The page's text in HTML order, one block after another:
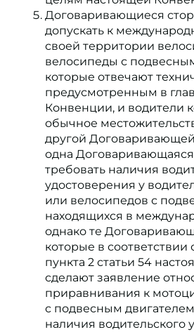
Договаривающиеся
допускать к
своей территории
велосипеды с
которые отвечают
предусмотренным в
Конвенции, и водители
обычное
другой
одна
требовать наличия
удостоверения у
или велосипедов с
находящихся в
однако те
которые в
пункта 2 статьи 54
сделают заявление
приравнивания к
с подвесным
наличия водительского